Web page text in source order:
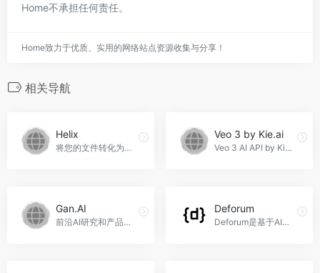
Home不承担任何责任。
Home致力于优质、实用的网络站点资源收集与分享！
相关导航
Helix
将您的文件转化为个性化AI聊天机器人，Helix官网入口网址
Veo 3 by Kie.ai
Veo 3 AI API by Kie.ai是一款可生成高质量视频的先进工具，适用于电影制作人、营销人员和内容创作者。
Gan.AI
前沿AI研究和产品公司，推动通信未来。Gan.AI官网入口网址
Deforum
Deforum是基于AI生成图片视频的在线设计平台，Deforum官网入口网址